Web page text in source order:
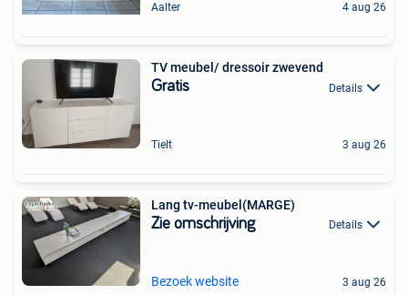
Aalter 4 aug 26
TV meubel/ dressoir zwevend
Gratis Details
Tielt 3 aug 26
Lang tv-meubel(MARGE)
Zie omschrijving Details
Bezoek website 3 aug 26